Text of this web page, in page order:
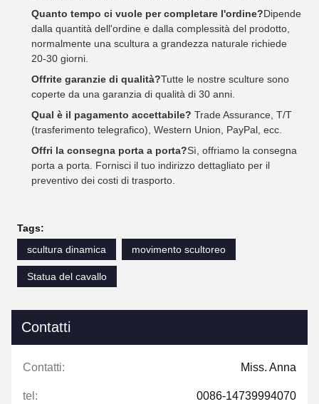
Quanto tempo ci vuole per completare l'ordine?Dipende
dalla quantità dell'ordine e dalla complessità del prodotto,
normalmente una scultura a grandezza naturale richiede
20-30 giorni.
Offrite garanzie di qualità?Tutte le nostre sculture sono
coperte da una garanzia di qualità di 30 anni.
Qual è il pagamento accettabile? Trade Assurance, T/T
(trasferimento telegrafico), Western Union, PayPal, ecc.
Offri la consegna porta a porta?Sì, offriamo la consegna
porta a porta. Fornisci il tuo indirizzo dettagliato per il
preventivo dei costi di trasporto.
Tags:
scultura dinamica
movimento scultoreo
Statua del cavallo
Contatti
Contatti: Miss. Anna
tel: 0086-14739994070